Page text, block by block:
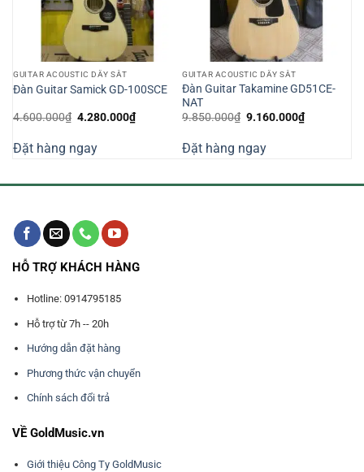
GUITAR ACOUSTIC DÂY SẮT
Đàn Guitar Samick GD-100SCE
4.600.000₫ Giá
4.600.000₫.
4.280.000₫Giá
hiện
4.280.000₫.
Đặt hàng ngay
GUITAR ACOUSTIC DÂY SẮT
Đàn Guitar Takamine GD51CE-
NAT
9.850.000₫ Giá
9.850.000₫.
9.160.000₫Giá
hiện
Đặt hàng ngay
HỖ TRỢ KHÁCH HÀNG
Hotline: 0914795185
Hỗ trợ từ 7h -- 20h
Hướng dẫn đặt hàng
Phương thức vận chuyển
Chính sách đổi trả
VỀ GoldMusic.vn
Giới thiệu Công Ty GoldMusic